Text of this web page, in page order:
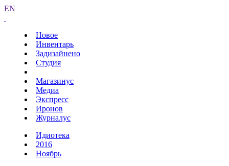
EN
Новое
Инвентарь
Задизайнено
Студия
Магазинус
Медиа
Экспресс
Иронов
Журналус
Идиотека
2016
Ноябрь